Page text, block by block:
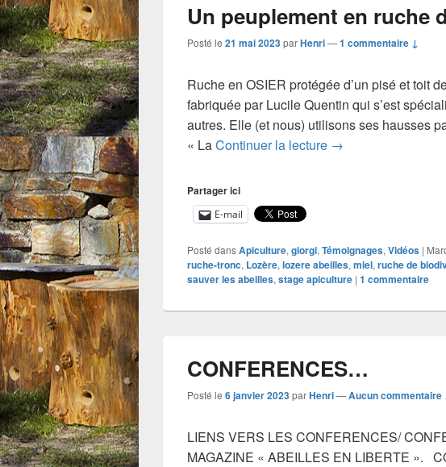
Un peuplement en ruche
Posté le 21 mai 2023parHenri—1 commentaire ↓
Ruche en OSIER protégée d’un pisé et toit
fabriquée par Lucile Quentin qui s’est
autres. Elle (et nous) utilisons ses hausses
« LaContinuer la lecture Un peuplement en
→
Partager ici
E-mail
Posté dansApiculture, giorgi, Témoignages, Vidéos |
ruche-tronc, Lozère, lozere abeilles, miel, ruche de
sauver les abeilles, stage apiculture | 1 commentaire
CONFERENCES…
Posté le 6 janvier 2023parHenri—Aucun commentaire
LIENS VERS LES CONFERENCES/
MAGAZINE « ABEILLES EN LIBERTE ».